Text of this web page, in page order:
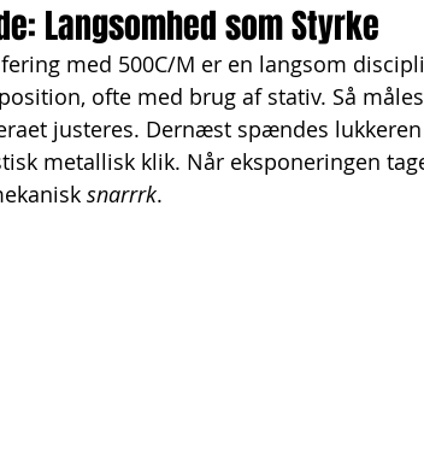
Langsomhed som Styrke
med 500C/M er en langsom
ofte med brug af stativ. Så
justeres. Dernæst spændes
metallisk klik. Når eksponeringen
snarrrk.